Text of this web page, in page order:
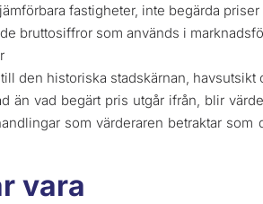
fastigheter, inte begärda priser
bruttosiffror som används i
den historiska stadskärnan,
än vad begärt pris utgår ifrån, blir
som värderaren betraktar som
vara